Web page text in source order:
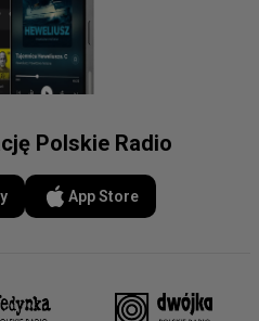
Polskie Radio
App Store